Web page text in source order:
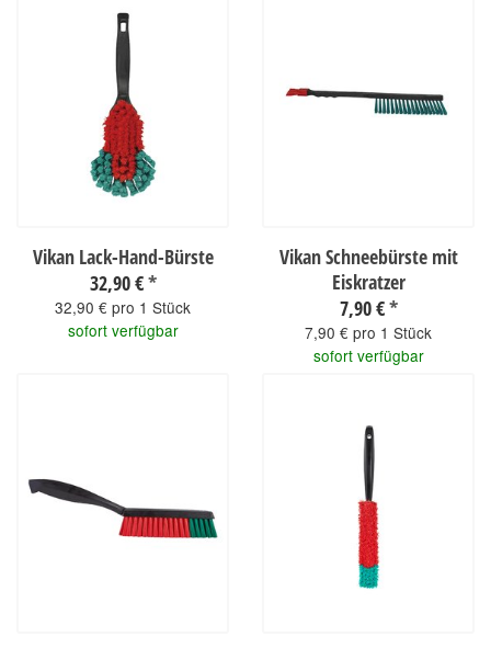
Vikan Lack-Hand-Bürste
32,90 €*
32,90 € pro 1 Stück
sofort verfügbar
Vikan Schneebürste mit
Eiskratzer
7,90 €*
7,90 € pro 1 Stück
sofort verfügbar